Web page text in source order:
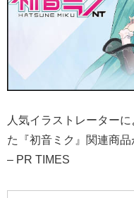
人気イラストレーター
た『初音ミク』関連商
– PR TIMES